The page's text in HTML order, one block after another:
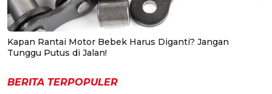
Kapan Rantai Motor Bebek Harus Diganti? Jangan
Tunggu Putus di Jalan!
BERITA TERPOPULER